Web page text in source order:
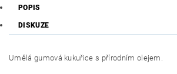
POPIS
DISKUZE
Umělá gumová kukuřice s přírodním olejem.